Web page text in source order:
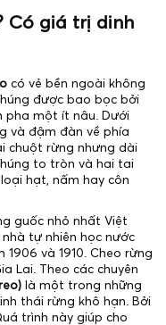
Có giá trị dinh
có vẻ bền ngoài không
được bao bọc bởi
pha một ít nâu. Dưới
và đậm đàn về phía
chuột rừng nhưng dài
to tròn và hai tai
hạt, nấm hay côn
guốc nhỏ nhất Việt
tự nhiên học nước
và 1910. Cheo rừng
Lai. Theo các chuyên
là một trong những
thái rừng khô hạn. Bởi
trình này giúp cho